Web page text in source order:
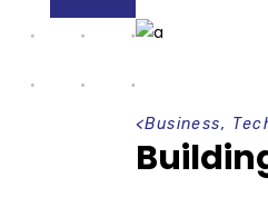
<Business,